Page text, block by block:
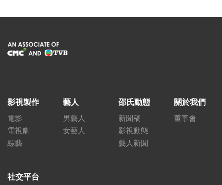
影視製作
電影
電視劇
綜藝
藝人
男藝人
女藝人
邵氏動態
新聞稿
影視動態
藝人新聞
關於我們
董事會
社交平台